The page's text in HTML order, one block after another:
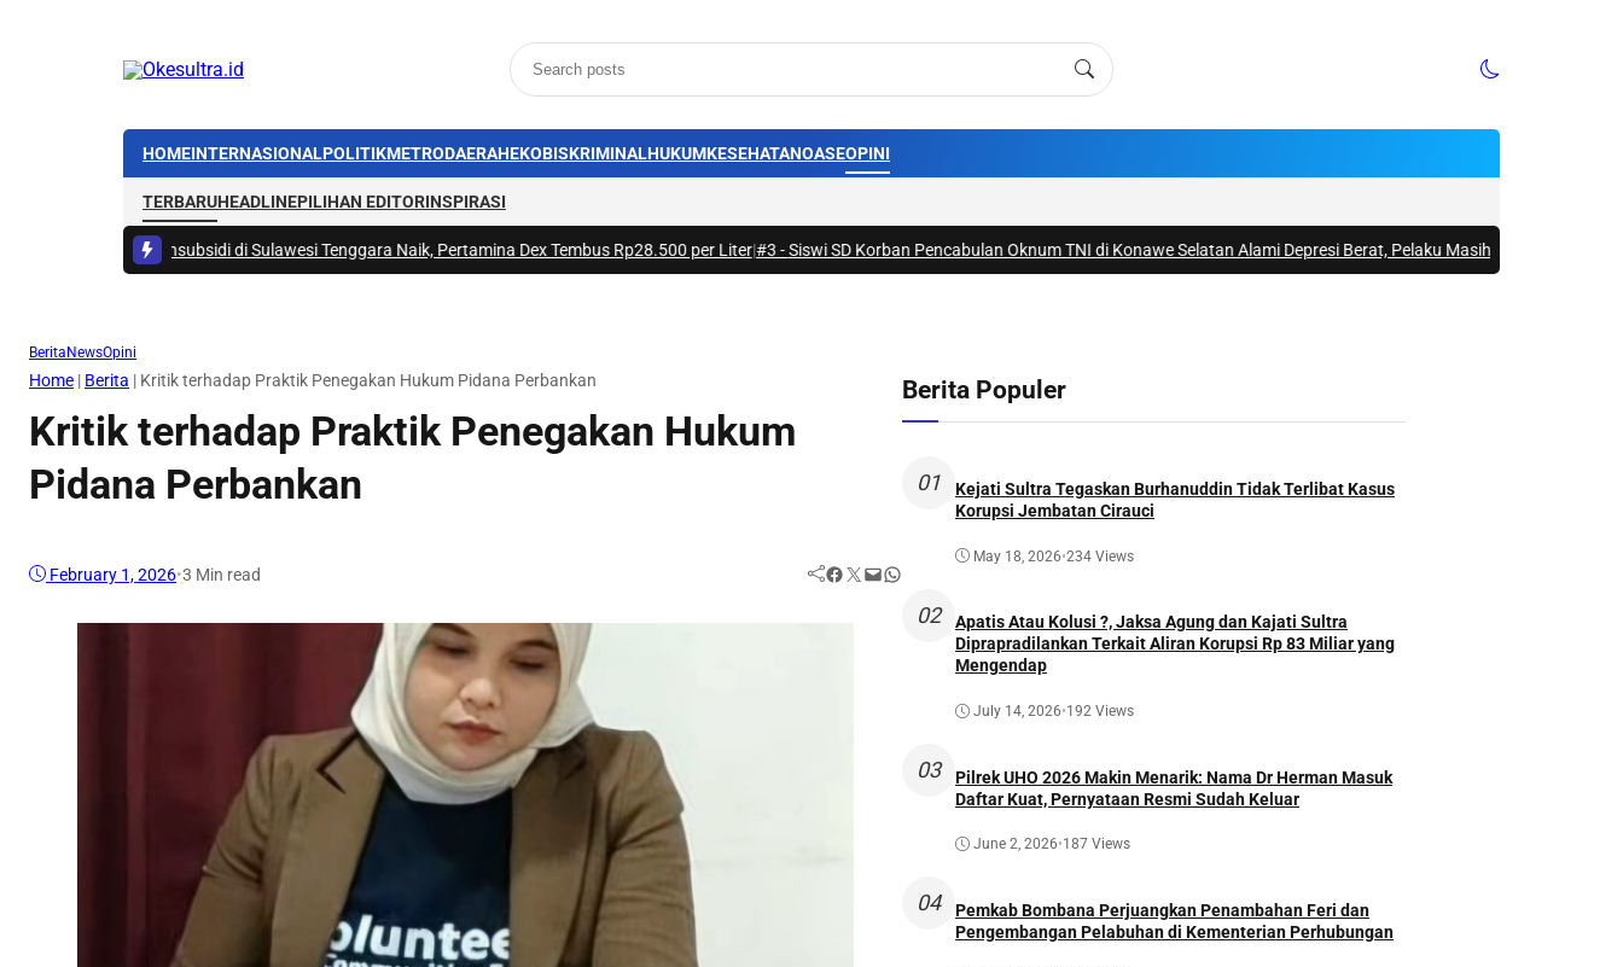
HOMEINTERNASIONALPOLITIKMETRODAERAHEKOBISKRIMINALHUKUMKESEHATANOASEOPINI
TERBARUHEADLINEPILIHAN EDITORINSPIRASI
Nonsubsidi di Sulawesi Tenggara Naik, Pertamina Dex Tembus Rp28.500 per Liter|#3 - Siswi SD Korban Pencabulan Oknum TNI di Konawe Selatan Alami Depresi Berat, Pelaku Masih Buron| #4 -Janda Penjual
Berita NewsOpini
Home | Berita | Kritik terhadap Praktik Penegakan Hukum Pidana Perbankan
Kritik terhadap Praktik Penegakan Hukum
Pidana Perbankan
February 1, 2026•3 Min read Facebook Twitter Mail WhatsApp
Berita Populer
01
Kejati Sultra Tegaskan Burhanuddin Tidak Terlibat Kasus
Korupsi Jembatan Cirauci
May 18, 2026•234 Views
02
Apatis Atau Kolusi ?, Jaksa Agung dan Kajati Sultra
Diprapradilankan Terkait Aliran Korupsi Rp 83 Miliar yang
Mengendap
July 14, 2026•192 Views
03
Pilrek UHO 2026 Makin Menarik: Nama Dr Herman Masuk
Daftar Kuat, Pernyataan Resmi Sudah Keluar
June 2, 2026•187 Views
04
Pemkab Bombana Perjuangkan Penambahan Feri dan
Pengembangan Pelabuhan di Kementerian Perhubungan